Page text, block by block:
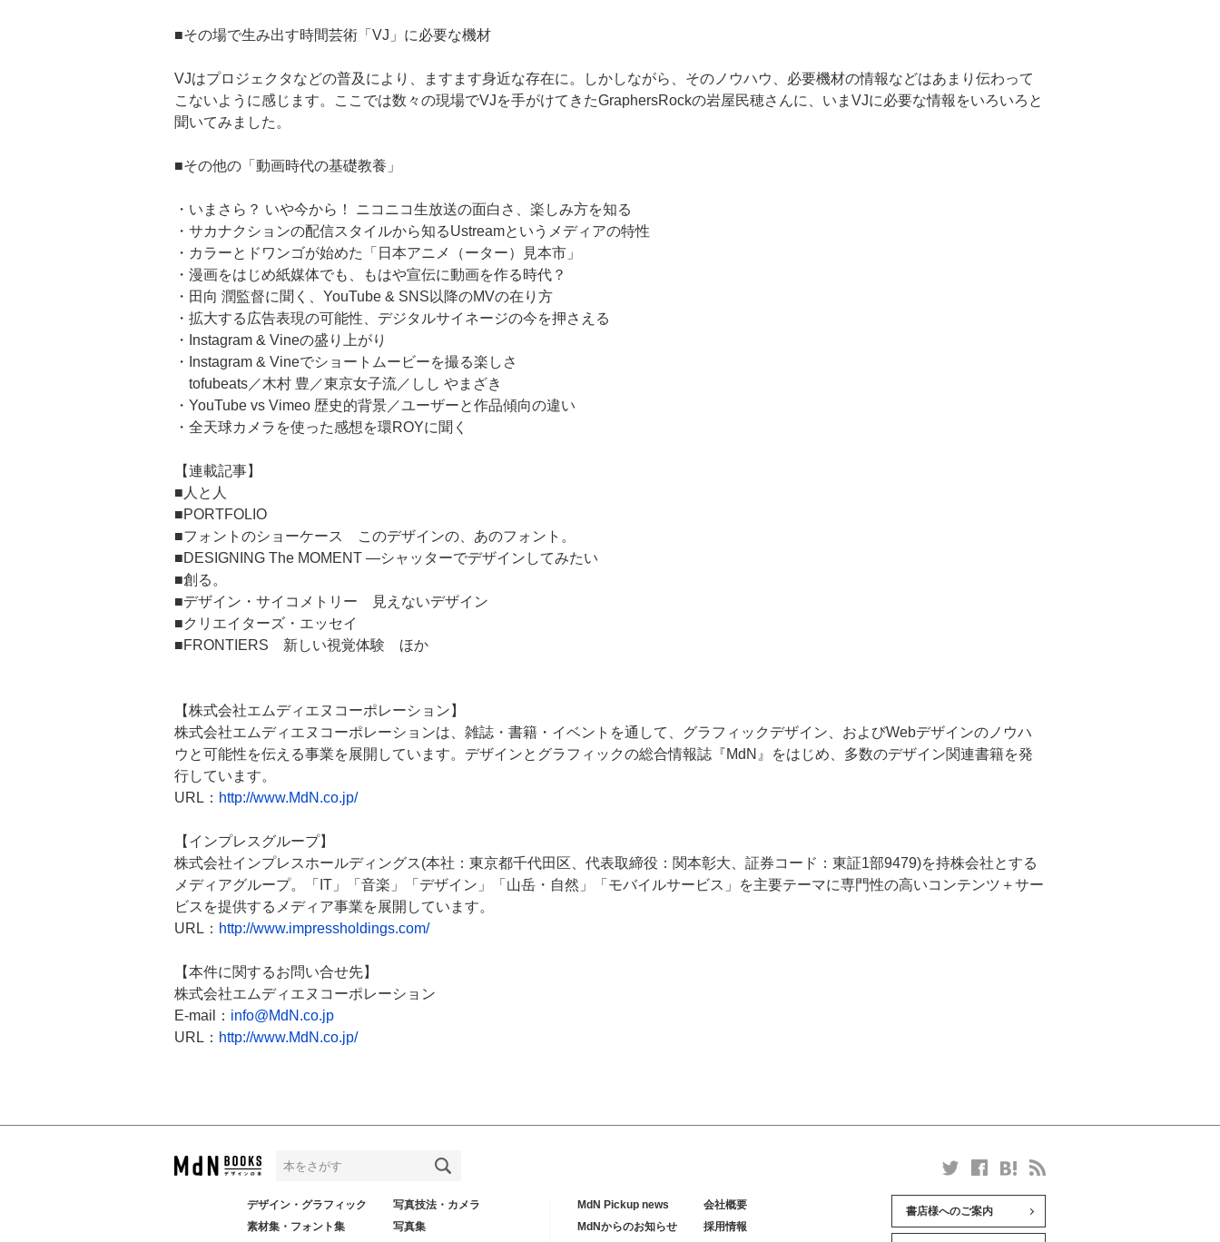
■その場で生み出す時間芸術「VJ」に必要な機材
VJはプロジェクタなどの普及により、ますます身近な存在に。しかしながら、そのノウハウ、必要機材の情報などはあまり伝わって
こないように感じます。ここでは数々の現場でVJを手がけてきたGraphersRockの岩屋民穂さんに、いまVJに必要な情報をいろいろと
聞いてみました。
■その他の「動画時代の基礎教養」
・いまさら？ いや今から！ ニコニコ生放送の面白さ、楽しみ方を知る
・サカナクションの配信スタイルから知るUstreamというメディアの特性
・カラーとドワンゴが始めた「日本アニメ（ーター）見本市」
・漫画をはじめ紙媒体でも、もはや宣伝に動画を作る時代？
・田向 潤監督に聞く、YouTube & SNS以降のMVの在り方
・拡大する広告表現の可能性、デジタルサイネージの今を押さえる
・Instagram & Vineの盛り上がり
・Instagram & Vineでショートムービーを撮る楽しさ
tofubeats／木村 豊／東京女子流／しし やまざき
・YouTube vs Vimeo 歴史的背景／ユーザーと作品傾向の違い
・全天球カメラを使った感想を環ROYに聞く
【連載記事】
■人と人
■PORTFOLIO
■フォントのショーケース このデザインの、あのフォント。
■DESIGNING The MOMENT ―シャッターでデザインしてみたい
■創る。
■デザイン・サイコメトリー 見えないデザイン
■クリエイターズ・エッセイ
■FRONTIERS 新しい視覚体験 ほか
【株式会社エムディエヌコーポレーション】
株式会社エムディエヌコーポレーションは、雑誌・書籍・イベントを通して、グラフィックデザイン、およびWebデザインのノウハ
ウと可能性を伝える事業を展開しています。デザインとグラフィックの総合情報誌『MdN』をはじめ、多数のデザイン関連書籍を発
行しています。
URL： http://www.MdN.co.jp/
【インプレスグループ】
株式会社インプレスホールディングス(本社：東京都千代田区、代表取締役：関本彰大、証券コード：東証1部9479)を持株会社とする
メディアグループ。「IT」「音楽」「デザイン」「山岳・自然」「モバイルサービス」を主要テーマに専門性の高いコンテンツ＋サー
ビスを提供するメディア事業を展開しています。
URL： http://www.impressholdings.com/
【本件に関するお問い合せ先】
株式会社エムディエヌコーポレーション
E-mail： info@MdN.co.jp
URL： http://www.MdN.co.jp/
デザイン・グラフィック
素材集・フォント集
写真技法・カメラ
写真集
MdN Pickup news
MdNからのお知らせ
会社概要
採用情報
書店様へのご案内